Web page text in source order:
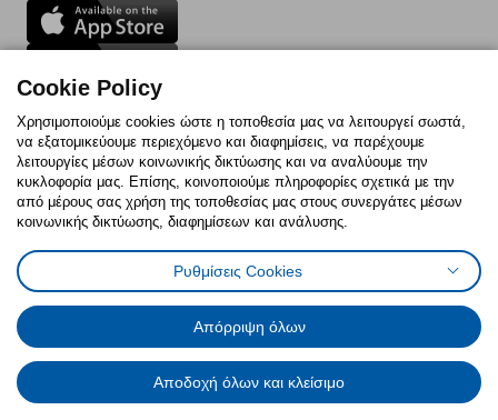
Follow us:
FacebookInstagram
TikTokYoutubePinterestTwitter
Πολιτική CookiesΔήλωση ψηφιακής προσβασιμότητας
Έντυπο Επιστροφής / ΑκύρωσηςΡυθμίσεις cookiesΌροι Χρήσης
Γενική Πολιτική Προσωπικών Δεδομένων
Πολιτική Προσωπικών Δεδομένων για IKEA.com.cy
© Inter-IKEA Systems B.V. 1999 - 2025
Cookie Policy
Χρησιμοποιούμε cookies ώστε η τοποθεσία μας να λειτουργεί σωστά,
να εξατομικεύουμε περιεχόμενο και διαφημίσεις, να παρέχουμε
λειτουργίες μέσων κοινωνικής δικτύωσης και να αναλύουμε την
κυκλοφορία μας. Επίσης, κοινοποιούμε πληροφορίες σχετικά με την
από μέρους σας χρήση της τοποθεσίας μας στους συνεργάτες μέσων
κοινωνικής δικτύωσης, διαφημίσεων και ανάλυσης.
Ρυθμίσεις Cookies
Απόρριψη όλων
Αποδοχή όλων και κλείσιμο